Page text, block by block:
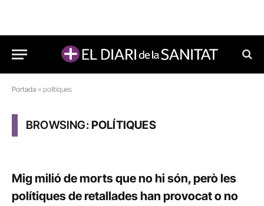
Portada » polítiques
BROWSING:POLÍTIQUES
Mig milió de morts que no hi són, però les
polítiques de retallades han provocat o no